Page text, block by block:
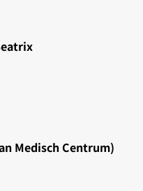
Medisch Centrum)